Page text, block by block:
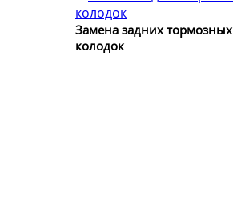
Замена задних тормозных
колодок